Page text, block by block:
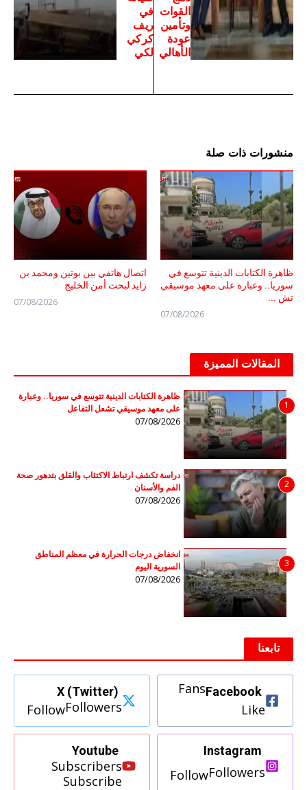
القوات
وتأمين
عودة
الأهالي
في
ريف
كركي
لكي
منشورات ذات صلة
ظاهرة الكتابات الدينية تتوسع في
سوريا.. وعبارة على معهد موسيقي
تش ...
07/08/2026
اتصال هاتفي بين بوتين ومحمد بن
زايد لبحث أمن الخليج
07/08/2026
المقالات المميزة
1
ظاهرة الكتابات الدينية تتوسع في سوريا.. وعبارة
على معهد موسيقي تشعل التفاعل
07/08/2026
2
دراسة تكشف ارتباط الاكتئاب والقلق بتدهور صحة
الفم والأسنان
07/08/2026
3
انخفاض درجات الحرارة في معظم المناطق
السورية اليوم
07/08/2026
تابعنا
Facebook
Fans
Like
X (Twitter)
Followers
Follow
Instagram
Followers
Follow
Youtube
Subscribers
Subscribe